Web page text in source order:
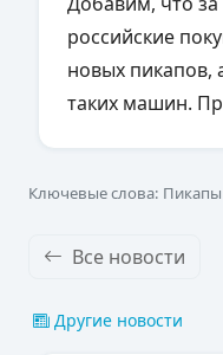
российские
новых пикапов,
таких машин.
Ключевые слова: Пикапы
Все новости
Другие новости